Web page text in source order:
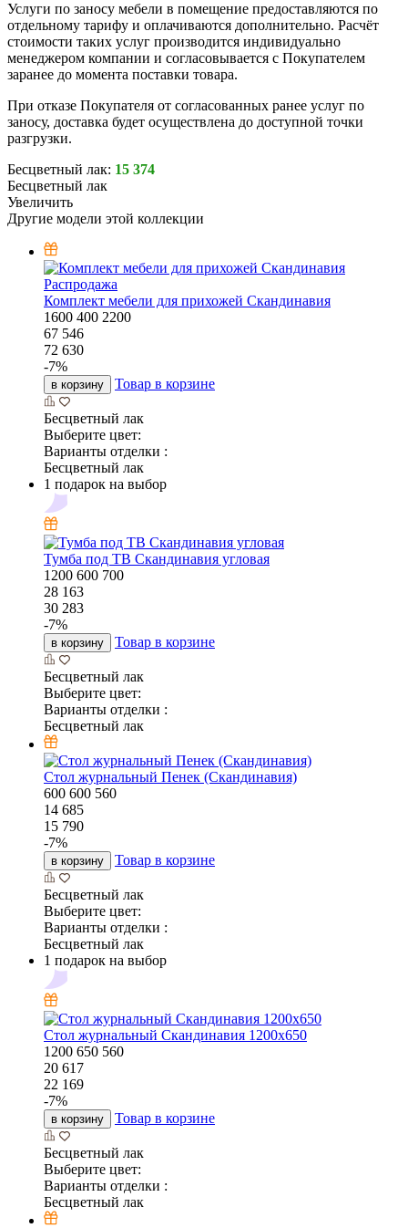
Услуги по заносу мебели в помещение предоставляются по
отдельному тарифу и оплачиваются дополнительно. Расчёт
стоимости таких услуг производится индивидуально
менеджером компании и согласовывается с Покупателем
заранее до момента поставки товара.
При отказе Покупателя от согласованных ранее услуг по
заносу, доставка будет осуществлена до доступной точки
разгрузки.
Бесцветный лак: 15 374
Бесцветный лак
Увеличить
Другие модели этой коллекции
Распродажа
Комплект мебели для прихожей Скандинавия
1600 400 2200
67 546
72 630
-7%
в корзину Товар в корзине
Бесцветный лак
Выберите цвет:
Варианты отделки :
Бесцветный лак
1 подарок на выбор
Тумба под ТВ Скандинавия угловая
1200 600 700
28 163
30 283
-7%
в корзину Товар в корзине
Бесцветный лак
Выберите цвет:
Варианты отделки :
Бесцветный лак
Стол журнальный Пенек (Скандинавия)
600 600 560
14 685
15 790
-7%
в корзину Товар в корзине
Бесцветный лак
Выберите цвет:
Варианты отделки :
Бесцветный лак
1 подарок на выбор
Стол журнальный Скандинавия 1200х650
1200 650 560
20 617
22 169
-7%
в корзину Товар в корзине
Бесцветный лак
Выберите цвет:
Варианты отделки :
Бесцветный лак